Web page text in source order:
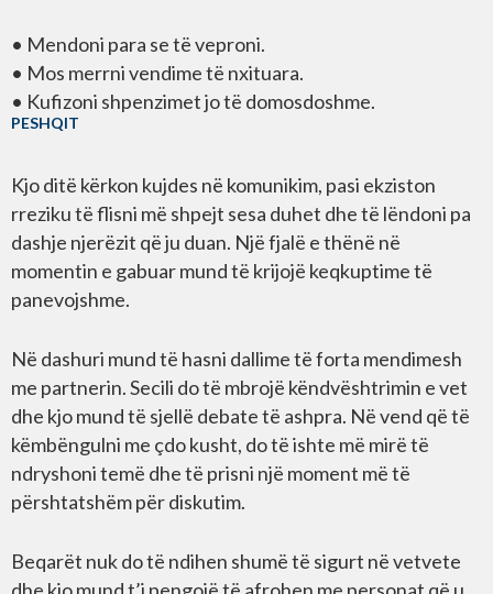
• Mendoni para se të veproni.
• Mos merrni vendime të nxituara.
• Kufizoni shpenzimet jo të domosdoshme.
PESHQIT
Kjo ditë kërkon kujdes në komunikim, pasi ekziston
rreziku të flisni më shpejt sesa duhet dhe të lëndoni pa
dashje njerëzit që ju duan. Një fjalë e thënë në
momentin e gabuar mund të krijojë keqkuptime të
panevojshme.
Në dashuri mund të hasni dallime të forta mendimesh
me partnerin. Secili do të mbrojë këndvështrimin e vet
dhe kjo mund të sjellë debate të ashpra. Në vend që të
këmbëngulni me çdo kusht, do të ishte më mirë të
ndryshoni temë dhe të prisni një moment më të
përshtatshëm për diskutim.
Beqarët nuk do të ndihen shumë të sigurt në vetvete